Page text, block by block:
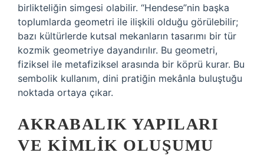
birlikteliğin simgesi olabilir. “Hendese”nin başka
toplumlarda geometri ile ilişkili olduğu görülebilir;
bazı kültürlerde kutsal mekanların tasarımı bir tür
kozmik geometriye dayandırılır. Bu geometri,
fiziksel ile metafiziksel arasında bir köprü kurar. Bu
sembolik kullanım, dini pratiğin mekânla buluştuğu
noktada ortaya çıkar.
AKRABALIK YAPILARI
VE KIMLIK OLUŞUMU